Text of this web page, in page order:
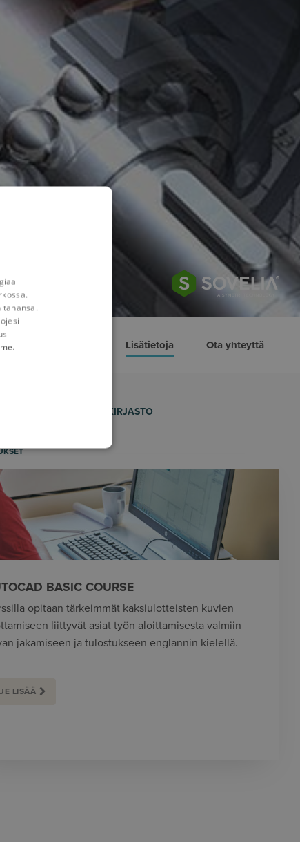
Lisätietoja Ota yhteyttä
VIDEOKIRJASTO
BASIC COURSE
opitaan tärkeimmät kaksiulotteisten kuvien
liittyvät asiat työn aloittamisesta valmiin
jakamiseen ja tulostukseen englannin kielellä.
LISÄÄ
.